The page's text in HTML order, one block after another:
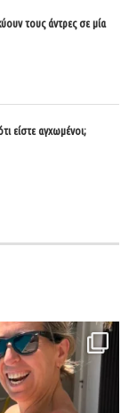
τους άντρες σε μία
είστε αγχωμένοι;